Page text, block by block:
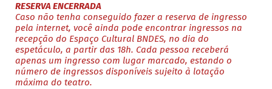
RESERVA ENCERRADA
Caso não tenha conseguido fazer a reserva de ingresso
pela internet, você ainda pode encontrar ingressos na
recepção do Espaço Cultural BNDES, no dia do
espetáculo, a partir das 18h. Cada pessoa receberá
apenas um ingresso com lugar marcado, estando o
número de ingressos disponíveis sujeito à lotação
máxima do teatro.